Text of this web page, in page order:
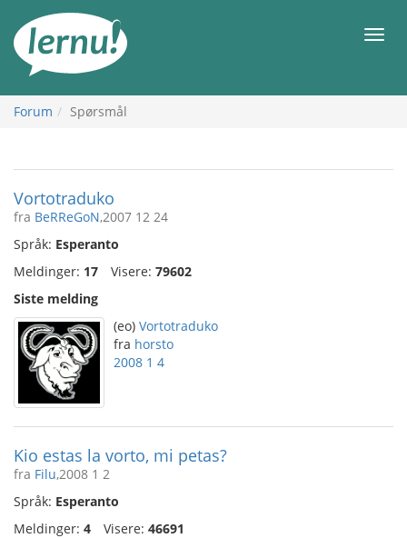
innholdet
Meny
Forum Spørsmål
Vortotraduko
fra BeRReGoN,2007 12 24
Språk: Esperanto
Meldinger: 17 Visere: 79602
Siste melding
(eo) Vortotraduko
fra horsto
2008 1 4
Kio estas la vorto, mi petas?
fra Filu,2008 1 2
Språk: Esperanto
Meldinger: 4 Visere: 46691